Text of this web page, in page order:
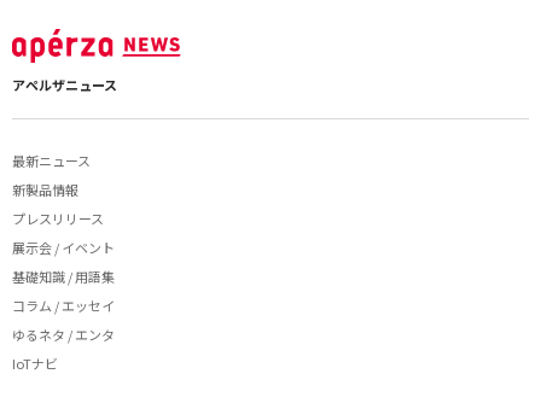
アペルザニュース
最新ニュース
新製品情報
プレスリリース
展示会 / イベント
基礎知識 / 用語集
コラム / エッセイ
ゆるネタ / エンタ
IoTナビ